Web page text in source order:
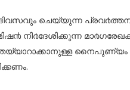
ചെയ്യുന്ന
നി൪ദേശിക്കുന്ന
തയ്യാറാക്കാനുള്ള നൈപുണ്യം